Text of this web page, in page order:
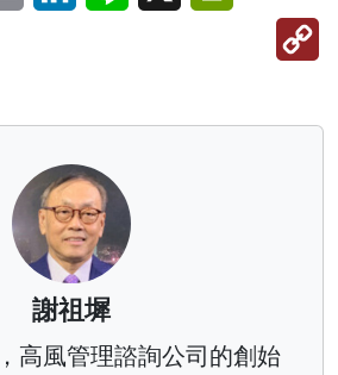
謝祖墀
高風管理諮詢公司的創始